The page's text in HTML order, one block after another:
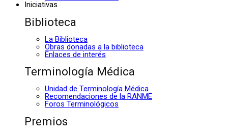
Iniciativas
Biblioteca
La Biblioteca
Obras donadas a la biblioteca
Enlaces de interés
Terminología Médica
Unidad de Terminología Médica
Recomendaciones de la RANME
Foros Terminológicos
Premios